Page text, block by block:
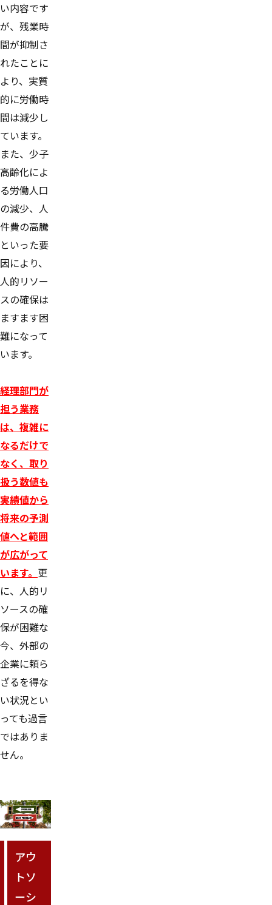
い内容です
が、残業時
間が抑制さ
れたことに
より、実質
的に労働時
間は減少し
ています。
また、少子
高齢化によ
る労働人口
の減少、人
件費の高騰
といった要
因により、
人的リソー
スの確保は
ますます困
難になって
います。
経理部門が
担う業務
は、複雑に
なるだけで
なく、取り
扱う数値も
実績値から
将来の予測
値へと範囲
が広がって
います。 更
に、人的リ
ソースの確
保が困難な
今、外部の
企業に頼ら
ざるを得な
い状況とい
っても過言
ではありま
せん。
アウ
トソ
ーシ